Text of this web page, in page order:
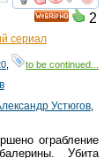
смотреть
2
сериал
to be continued...
Устюгов
ограбление
Убита